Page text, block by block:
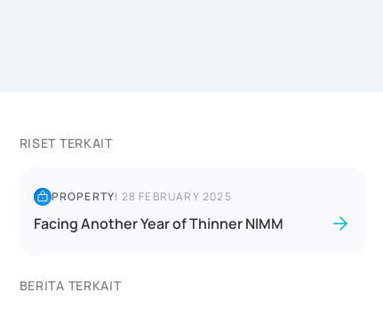
RISET TERKAIT
PROPERTY| 28 FEBRUARY 2025
Facing Another Year of Thinner NIMM
BERITA TERKAIT